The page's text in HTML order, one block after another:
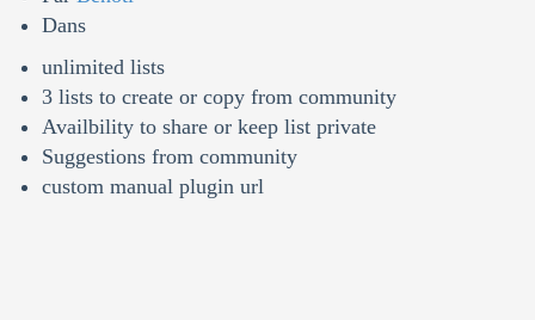
Dans
unlimited lists
3 lists to create or copy from community
Availbility to share or keep list private
Suggestions from community
custom manual plugin url